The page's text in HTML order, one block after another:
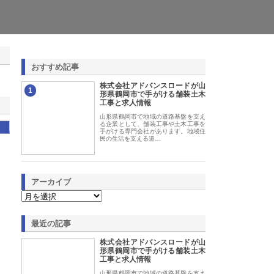
おすすめ記事
1
株式会社アドバンスロードが山
形県鶴岡市で手がける舗装土木
工事と求人情報
山形県鶴岡市で地域の道路基盤を支え
る企業として、舗装工事や土木工事を
手がける専門会社があります。地域住
民の生活を支える道…
アーカイブ
最近の記事
株式会社アドバンスロードが山
形県鶴岡市で手がける舗装土木
工事と求人情報